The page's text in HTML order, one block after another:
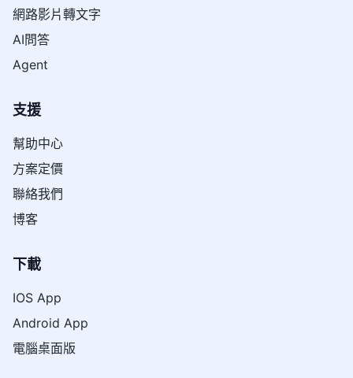
網路影片轉文字
AI問答
Agent
支援
幫助中心
方案定價
聯絡我們
博客
下載
IOS App
Android App
電腦桌面版